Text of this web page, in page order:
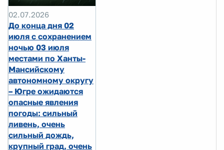
02.07.2026
До конца дня 02
июля с сохранением
ночью 03 июля
местами по Ханты-
Мансийскому
автономному округу
– Югре ожидаются
опасные явления
погоды: сильный
ливень, очень
сильный дождь,
крупный град, очень